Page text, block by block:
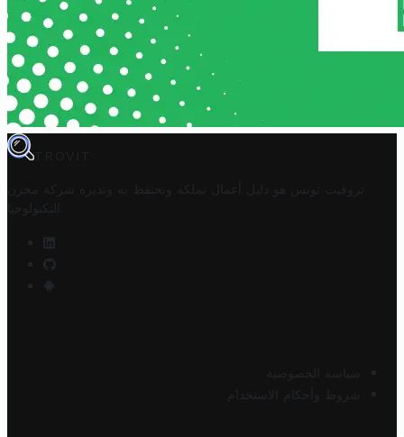
TROVIT
تروفيت تونس هو دليل أعمال تملكه وتحتفظ به وتديره
شركة مخزن
التكنولوجيا
سياسة الخصوصية
شروط وأحكام الاستخدام